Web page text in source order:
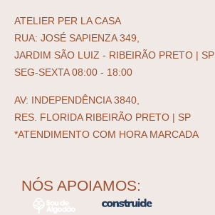
ATELIER PER LA CASA
RUA: JOSÉ SAPIENZA 349,
JARDIM SÃO LUIZ - RIBEIRÃO PRETO | SP
SEG-SEXTA 08:00 - 18:00
AV: INDEPENDÊNCIA 3840,
RES. FLORIDA RIBEIRÃO PRETO | SP
*ATENDIMENTO COM HORA MARCADA
NÓS APOIAMOS: